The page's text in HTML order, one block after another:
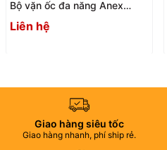
Bộ vặn ốc đa năng Anex
AOA-17S1 Nhật Bản
Liên hệ
Giao hàng siêu tốc
Giao hàng nhanh, phí ship rẻ.